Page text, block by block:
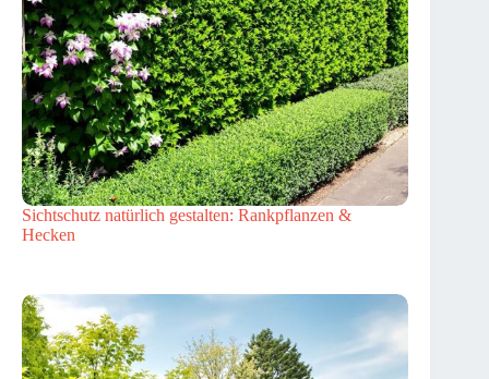
Sichtschutz natürlich gestalten: Rankpflanzen &
Hecken